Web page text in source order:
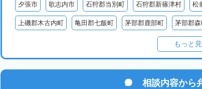
夕張市 歌志内市 石狩郡当別町 石狩郡新篠津村 松
上磯郡木古内町 亀田郡七飯町 茅部郡鹿部町 茅部郡
奥尻郡
島牧郡島牧村 寿都郡寿都町 寿都郡黒松内町 磯谷郡
虻田郡喜茂別町 虻田
もっと
相談内容から